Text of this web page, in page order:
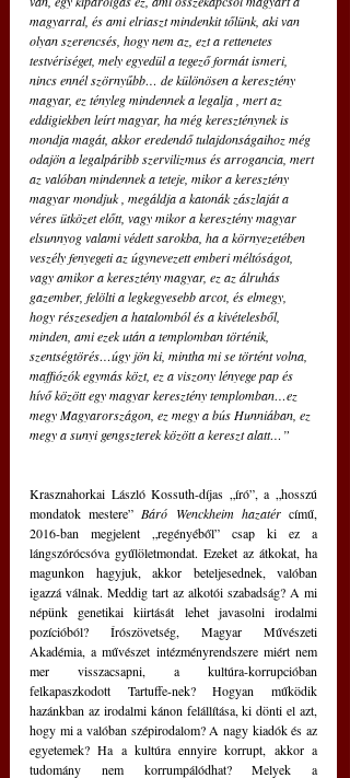
magyarral, és ami elriaszt mindenkit tőlünk, aki van
olyan szerencsés, hogy nem az, ezt a rettenetes
testvériséget, mely egyedül a tegező formát ismeri,
nincs ennél szörnyűbb… de különösen a keresztény
magyar, ez tényleg mindennek a legalja , mert az
eddigiekben leírt magyar, ha még kereszténynek is
mondja magát, akkor eredendő tulajdonságaihoz még
odajön a legalpáribb szervilizmus és arrogancia, mert
az valóban mindennek a teteje, mikor a keresztény
magyar mondjuk , megáldja a katonák zászlaját a
véres ütközet előtt, vagy mikor a keresztény magyar
elsunnyog valami védett sarokba, ha a környezetében
veszély fenyegeti az úgynevezett emberi méltóságot,
vagy amikor a keresztény magyar, ez az álruhás
gazember, felölti a legkegyesebb arcot, és elmegy,
hogy részesedjen a hatalomból és a kivételesből,
minden, ami ezek után a templomban történik,
szentségtörés…úgy jön ki, mintha mi se történt volna,
maffiózók egymás közt, ez a viszony lényege pap és
hívő között egy magyar keresztény templomban…ez
megy Magyarországon, ez megy a bús Hunniában, ez
megy a sunyi gengszterek között a kereszt alatt…”
Krasznahorkai László Kossuth-díjas „író”, a „hosszú
mondatok mestere” Báró Wenckheim hazatér című,
2016-ban megjelent „regényéből” csap ki ez a
lángszórócsóva gyűlöletmondat. Ezeket az átkokat, ha
magunkon hagyjuk, akkor beteljesednek, valóban
igazzá válnak. Meddig tart az alkotói szabadság? A mi
népünk genetikai kiirtását lehet javasolni irodalmi
pozícióból? Írószövetség, Magyar Művészeti
Akadémia, a művészet intézményrendszere miért nem
mer visszacsapni, a kultúra-korrupcióban
felkapaszkodott Tartuffe-nek? Hogyan működik
hazánkban az irodalmi kánon felállítása, ki dönti el azt,
hogy mi a valóban szépirodalom? A nagy kiadók és az
egyetemek? Ha a kultúra ennyire korrupt, akkor a
tudomány nem korrumpálódhat? Melyek a